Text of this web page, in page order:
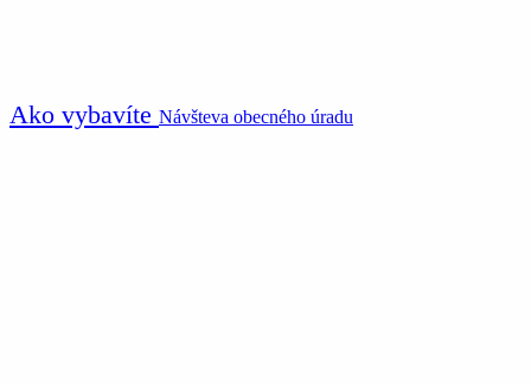
Ako vybavíte Návšteva obecného úradu